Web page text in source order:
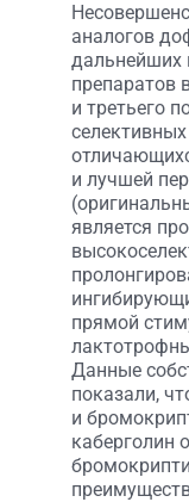
аналогов
дальнейших
препаратов
и третьего
и лучшей
является
прямой
Данные
показали,
и
каберголин